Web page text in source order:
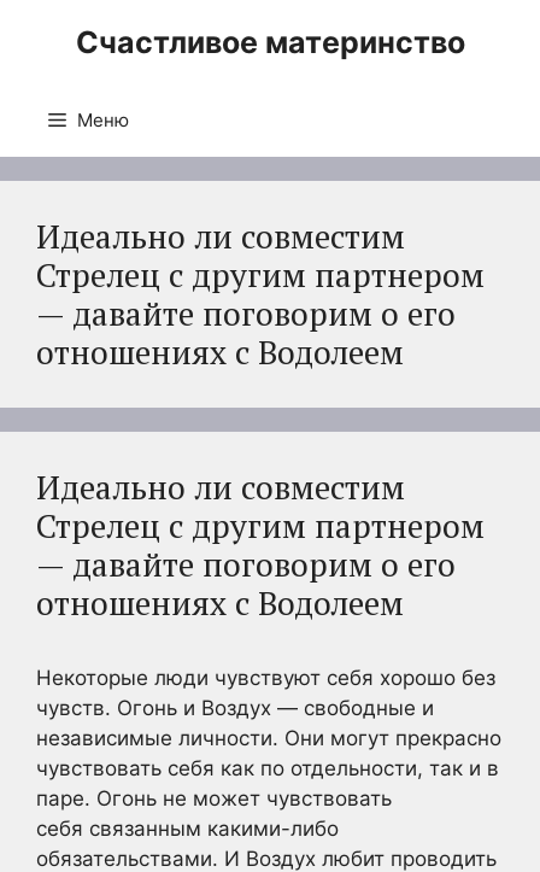
Счастливое материнство
Меню
Идеально ли совместим
Стрелец с другим партнером
— давайте поговорим о его
отношениях с Водолеем
Идеально ли совместим
Стрелец с другим партнером
— давайте поговорим о его
отношениях с Водолеем
Некоторые люди чувствуют себя хорошо без
чувств. Огонь и Воздух — свободные и
независимые личности. Они могут прекрасно
чувствовать себя как по отдельности, так и в
паре. Огонь не может чувствовать
себя связанным какими-либо
обязательствами. И Воздух любит проводить